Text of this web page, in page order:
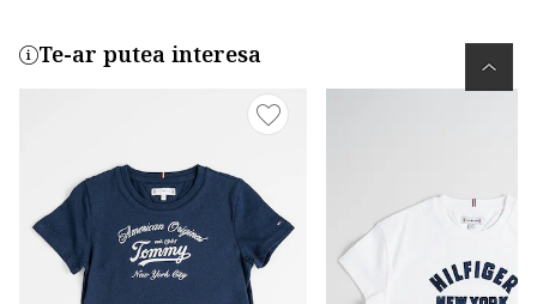
Te-ar putea interesa